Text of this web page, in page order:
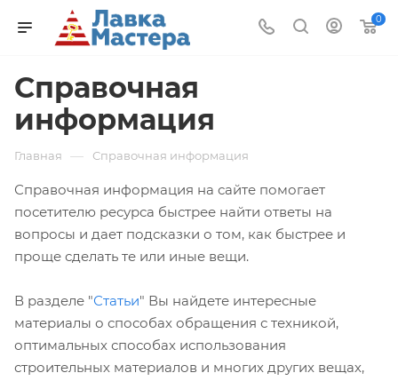
0
Справочная
информация
Главная — Справочная информация
Справочная информация на сайте помогает
посетителю ресурса быстрее найти ответы на
вопросы и дает подсказки о том, как быстрее и
проще сделать те или иные вещи.
В разделе "Статьи" Вы найдете интересные
материалы о способах обращения с техникой,
оптимальных способах использования
строительных материалов и многих других вещах,